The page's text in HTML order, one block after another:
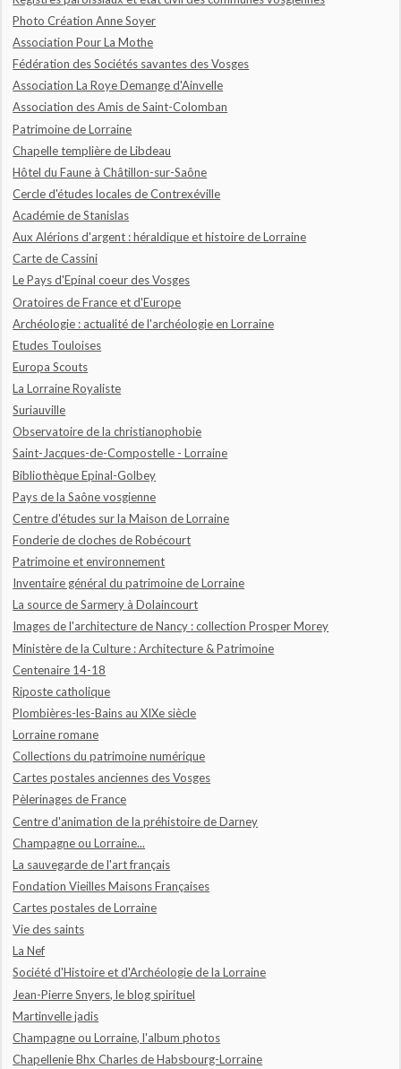
Photo Création Anne Soyer
Association Pour La Mothe
Fédération des Sociétés savantes des Vosges
Association La Roye Demange d'Ainvelle
Association des Amis de Saint-Colomban
Patrimoine de Lorraine
Chapelle templière de Libdeau
Hôtel du Faune à Châtillon-sur-Saône
Cercle d'études locales de Contrexéville
Académie de Stanislas
Aux Alérions d'argent : héraldique et histoire de Lorraine
Carte de Cassini
Le Pays d'Epinal coeur des Vosges
Oratoires de France et d'Europe
Archéologie : actualité de l'archéologie en Lorraine
Etudes Touloises
Europa Scouts
La Lorraine Royaliste
Suriauville
Observatoire de la christianophobie
Saint-Jacques-de-Compostelle - Lorraine
Bibliothèque Epinal-Golbey
Pays de la Saône vosgienne
Centre d'études sur la Maison de Lorraine
Fonderie de cloches de Robécourt
Patrimoine et environnement
Inventaire général du patrimoine de Lorraine
La source de Sarmery à Dolaincourt
Images de l'architecture de Nancy : collection Prosper Morey
Ministère de la Culture : Architecture & Patrimoine
Centenaire 14-18
Riposte catholique
Plombières-les-Bains au XIXe siècle
Lorraine romane
Collections du patrimoine numérique
Cartes postales anciennes des Vosges
Pèlerinages de France
Centre d'animation de la préhistoire de Darney
Champagne ou Lorraine...
La sauvegarde de l'art français
Fondation Vieilles Maisons Françaises
Cartes postales de Lorraine
Vie des saints
La Nef
Société d'Histoire et d'Archéologie de la Lorraine
Jean-Pierre Snyers, le blog spirituel
Martinvelle jadis
Champagne ou Lorraine, l'album photos
Chapellenie Bhx Charles de Habsbourg-Lorraine